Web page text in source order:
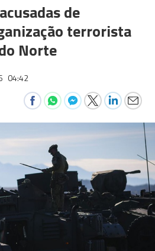
de
terrorista
Norte
04:42